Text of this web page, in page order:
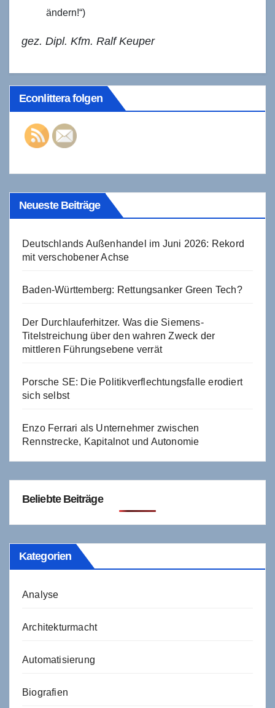
ändern!“)
gez. Dipl. Kfm. Ralf Keuper
Econlittera folgen
Neueste Beiträge
Deutschlands Außenhandel im Juni 2026: Rekord
mit verschobener Achse
Baden-Württemberg: Rettungsanker Green Tech?
Der Durchlauferhitzer. Was die Siemens-
Titelstreichung über den wahren Zweck der
mittleren Führungsebene verrät
Porsche SE: Die Politikverflechtungsfalle erodiert
sich selbst
Enzo Ferrari als Unternehmer zwischen
Rennstrecke, Kapitalnot und Autonomie
Beliebte Beiträge
Kategorien
Analyse
Architekturmacht
Automatisierung
Biografien